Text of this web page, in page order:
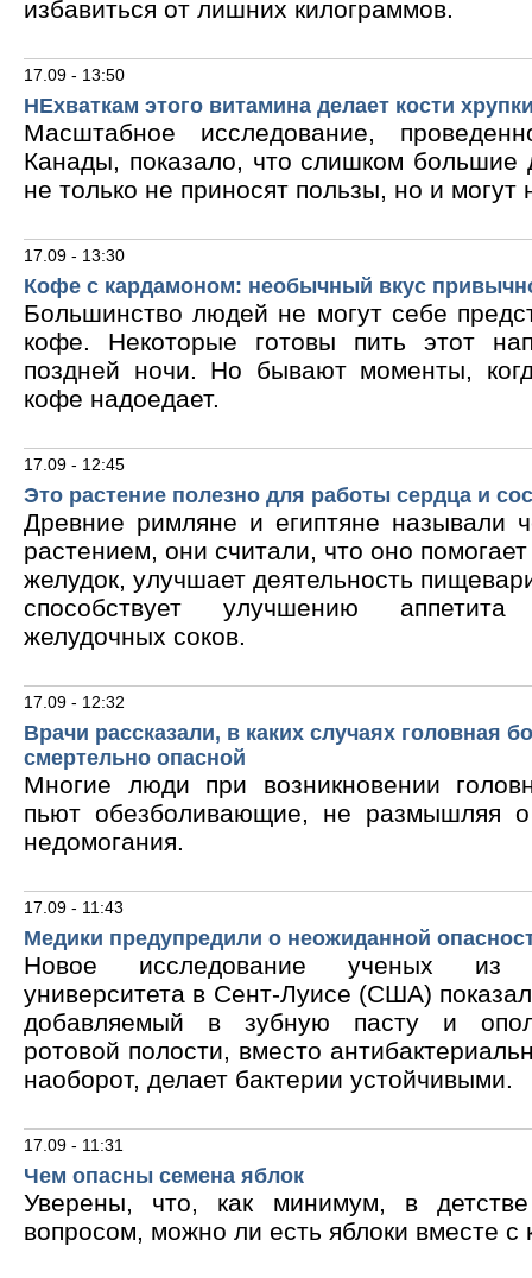
избавиться от лишних килограммов.
17.09 - 13:50
НЕхваткам этого витамина делает кости
Масштабное исследование,
Канады, показало, что слишком большие
не только не приносят пользы, но и могут
17.09 - 13:30
Кофе с кардамоном: необычный вкус
Большинство людей не могут себе
кофе. Некоторые готовы пить этот
поздней ночи. Но бывают моменты,
кофе надоедает.
17.09 - 12:45
Это растение полезно для работы сердца и
Древние римляне и египтяне называли
растением, они считали, что оно
желудок, улучшает деятельность
способствует улучшению
желудочных соков.
17.09 - 12:32
Врачи рассказали, в каких случаях головная
смертельно опасной
Многие люди при возникновении
пьют обезболивающие, не размышляя о
недомогания.
17.09 - 11:43
Медики предупредили о неожиданной
Новое исследование ученых из
университета в Сент-Луисе (США)
добавляемый в зубную пасту и
ротовой полости, вместо
наоборот, делает бактерии устойчивыми.
17.09 - 11:31
Чем опасны семена яблок
Уверены, что, как минимум, в
вопросом, можно ли есть яблоки вместе с